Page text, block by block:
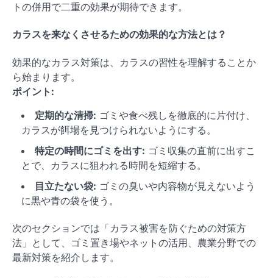
トの併用で二重の効果が期待できます。
カラスを来なくさせるための効果的な方法とは？
効果的なカラス対策は、カラスの習性を理解することか
ら始まります。
ポイント:
定期的な清掃: ゴミや食べ残しを徹底的に片付け、
カラスが餌場を見つけられないようにする。
特定の時間にゴミを出す: ゴミ収集の直前に出すこ
とで、カラスに狙われる時間を短縮する。
目立たない袋: ゴミの臭いや内容物が見えないよう
に黒や青の袋を使う。
次のセクションでは「カラス被害を防ぐための対策方
法」として、ゴミ置き場やネットの活用、農業分野での
最新対策を紹介します。